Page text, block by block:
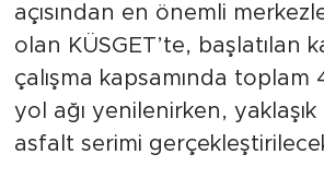
açısından en önemli
olan KÜSGET’te, başlatılan
çalışma kapsamında toplam
yol ağı yenilenirken,
asfalt serimi